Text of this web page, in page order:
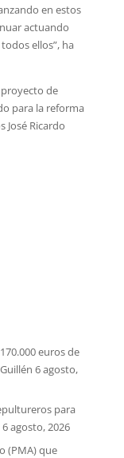
en estos
actuando
ellos”, ha
de
para la reforma
José Ricardo
euros de
6 agosto,
para
6 agosto, 2026
(PMA) que